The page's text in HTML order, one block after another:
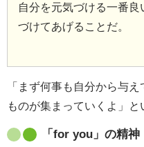
自分を元気づける一番
づけてあげることだ。
「まず何事も自分から与
ものが集まっていくよ」と
「for you」の精神